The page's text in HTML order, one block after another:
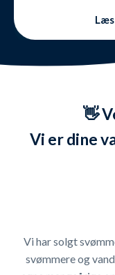
👋
Vi er dine
Vi har solgt
svømmere og